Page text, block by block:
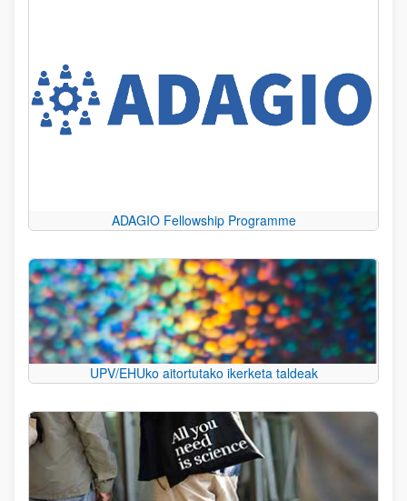
ADAGIO Fellowship Programme
UPV/EHUko aitortutako ikerketa taldeak